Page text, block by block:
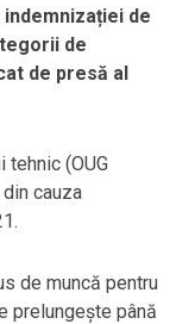
de
de
de presă al
tehnic (OUG
cauza
de muncă pentru
prelungește până